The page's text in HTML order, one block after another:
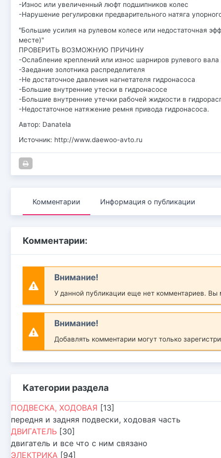
-Износ или увеличенный люфт подшипников колес
-Нарушение регулировки предварительного натяга
"Большие усилия на рулевом колесе или недостаточная
месте)"
ПРОВЕРИТЬ ВОЗМОЖНУЮ ПРИЧИНУ
-Ослабление креплений или износ шарниров рулевого вала
-Заедание золотника распределителя
-Не достаточное давления нагнетателя гидронасоса
-Большие внутренние утески в гидронасосе
-Большие внутренние утечки рабочей жидкости в
-Недостаточное натяжение ремня привода гидронасоса.
Автор: Danatela
Источник: http://www.daewoo-avto.ru
Комментарии Информация о публикации
Комментарии:
Внимание!
У данной публикации еще нет комментариев.
Внимание!
Добавлять комментарии могут только
Категории раздела
ПОДВЕСКА, ХОДОВАЯ [13]
передня и задняя подвески, ходовая часть
ДВИГАТЕЛЬ [30]
двигатель и все что с ним связано
ЭЛЕКТРИКА [94]